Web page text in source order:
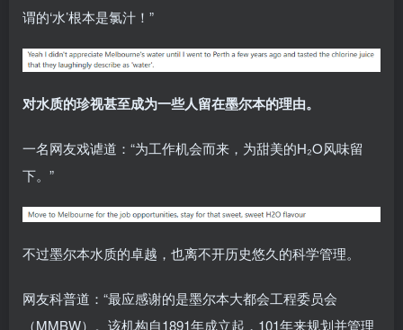
谓的‘水’根本是氯汁！”
对水质的珍视甚至成为一些人留在墨尔本的理由。
一名网友戏谑道：“为工作机会而来，为甜美的H₂O风味留
下。”
不过墨尔本水质的卓越，也离不开历史悠久的科学管理。
网友科普道：“最应感谢的是墨尔本大都会工程委员会
（MMBW）。该机构自1891年成立起，101年来规划并管理